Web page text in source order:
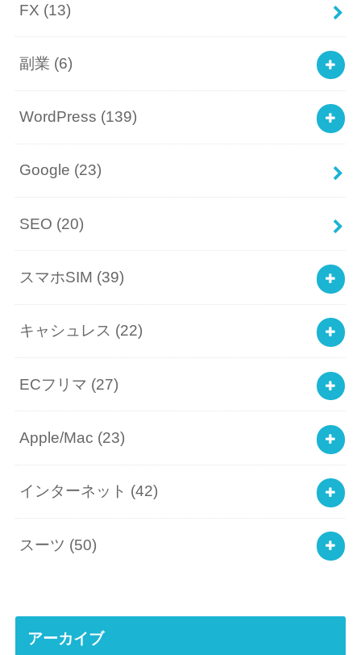
FX (13)
副業 (6)
WordPress (139)
Google (23)
SEO (20)
スマホSIM (39)
キャシュレス (22)
ECフリマ (27)
Apple/Mac (23)
インターネット (42)
スーツ (50)
アーカイブ